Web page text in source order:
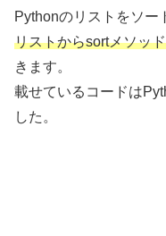
Pythonのリストをソー
リストからsortメソッ
きます。
載せているコードは
した。